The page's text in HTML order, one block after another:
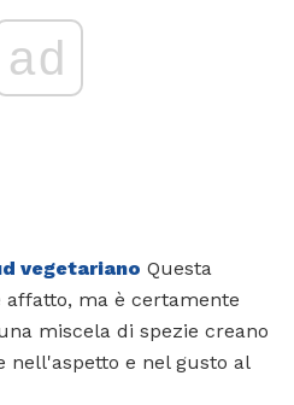
ad
vegetariano Questa
ma è certamente
miscela di spezie creano
nell'aspetto e nel gusto al